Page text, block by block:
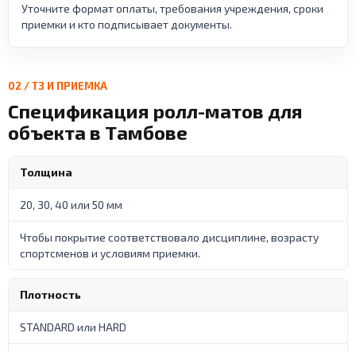
Уточните формат оплаты, требования учреждения, сроки
приемки и кто подписывает документы.
02 / ТЗ И ПРИЕМКА
Спецификация ролл-матов для
объекта в Тамбове
Толщина
20, 30, 40 или 50 мм
Чтобы покрытие соответствовало дисциплине, возрасту
спортсменов и условиям приемки.
Плотность
STANDARD или HARD